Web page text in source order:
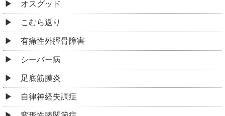
オスグッド
こむら返り
有痛性外脛骨障害
シーバー病
足底筋膜炎
自律神経失調症